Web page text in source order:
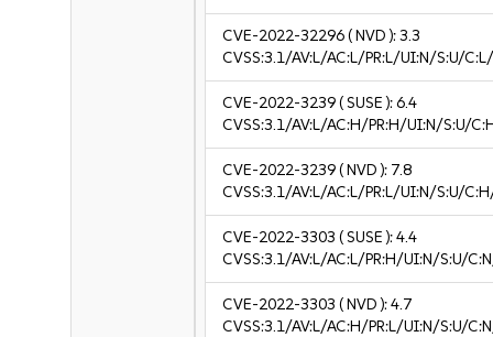
CVE-2022-32296( NVD ):3.3
CVSS:3.1/AV:L/AC:L/PR:L/UI:N/S:U/
CVE-2022-3239( SUSE ):6.4
CVSS:3.1/AV:L/AC:H/PR:H/UI:N/S:U/
CVE-2022-3239( NVD ): 7.8
CVSS:3.1/AV:L/AC:L/PR:L/UI:N/S:U/
CVE-2022-3303 ( SUSE ):4.4
CVSS:3.1/AV:L/AC:L/PR:H/UI:N/S:U/
CVE-2022-3303 ( NVD ):4.7
CVSS:3.1/AV:L/AC:H/PR:L/UI:N/S:U/